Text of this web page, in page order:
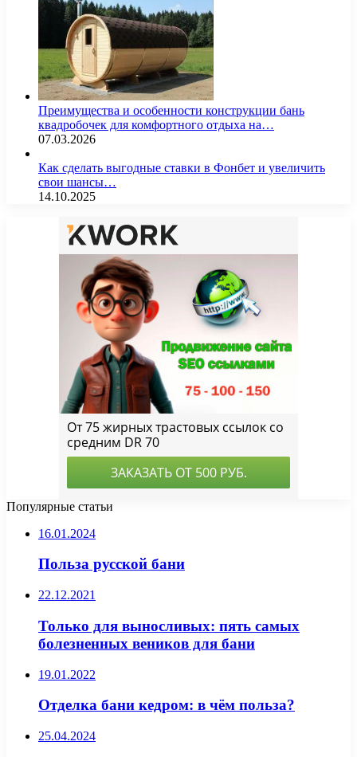
Преимущества и особенности конструкции бань
квадробочек для комфортного отдыха на…
07.03.2026
Как сделать выгодные ставки в Фонбет и увеличить
свои шансы…
14.10.2025
Популярные статьи
16.01.2024
Польза русской бани
22.12.2021
Только для выносливых: пять самых
болезненных веников для бани
19.01.2022
Отделка бани кедром: в чём польза?
25.04.2024